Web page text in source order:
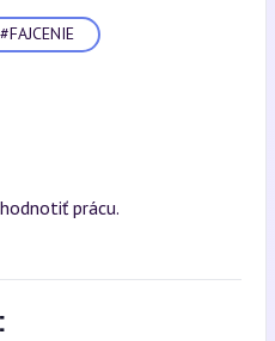
#FAJCENIE
prácu.